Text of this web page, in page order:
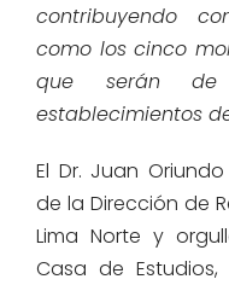
contribuyendo
como los cinco
que serán
establecimientos
El Dr. Juan
de la Dirección de
Lima Norte y
Casa de